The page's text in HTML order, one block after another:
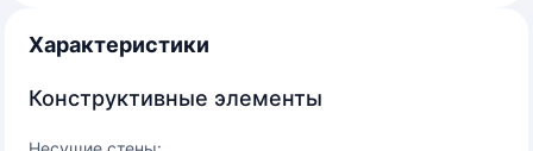
Характеристики
Конструктивные элементы